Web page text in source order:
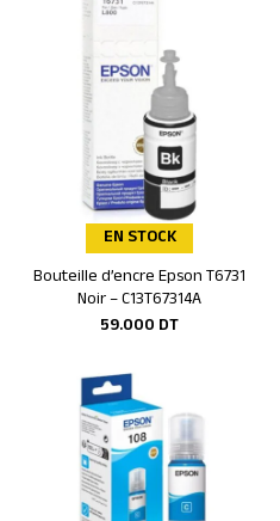
EN STOCK
Ajouter au panier
Bouteille d’encre Epson T6731
Noir – C13T67314A
59.000 DT